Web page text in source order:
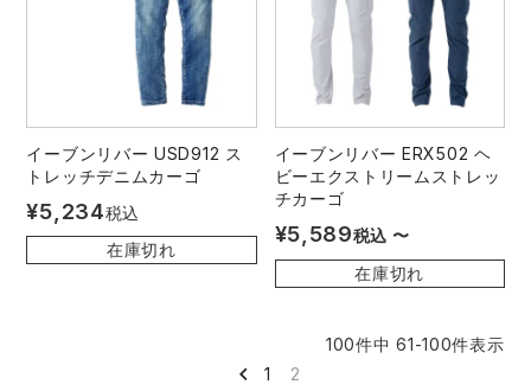
イーブンリバー USD912 ス
トレッチデニムカーゴ
¥5,234税込
在庫切れ
イーブンリバー ERX502 ヘ
ビーエクストリームストレッ
チカーゴ
¥5,589税込 〜
在庫切れ
100件中 61-100件表示
1
2